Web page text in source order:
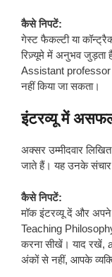
कैसे निपटें:
गेस्ट फैकल्टी या
रिज़्यूमे में अनुभव जुड़ता
Assistant
नहीं किया जा सकता।
इंटरव्यू में
अक्सर उम्मीदवार
जाते हैं। यह उनके संचार
कैसे निपटें:
मॉक इंटरव्यू दें और अपने
Teaching
करना सीखें। याद रखें,
अंकों से नहीं, आपके